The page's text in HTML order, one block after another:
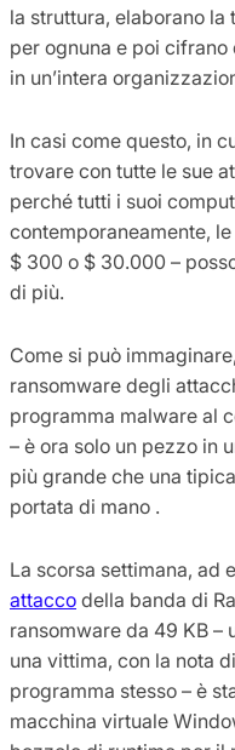
la struttura, elaborano
per ognuna e poi
in un’intera
In casi come questo, in
trovare con tutte le sue
perché tutti i suoi
contemporaneamente,
$ 300 o $ 30.000 –
di più.
Come si può
ransomware degli
programma malware al
– è ora solo un pezzo in
più grande che una
portata di mano .
La scorsa settimana, ad
attacco della banda di
ransomware da 49 KB –
una vittima, con la nota
programma stesso – è
macchina virtuale